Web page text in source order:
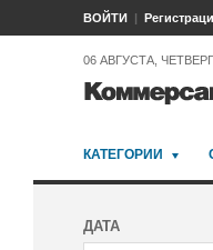
ВОЙТИ
06 АВГУСТА, ЧЕТВЕРГ
КАТЕГОРИИ
ДАТА